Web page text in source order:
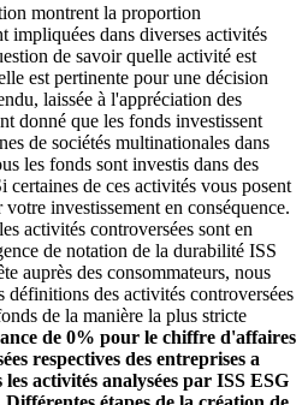
montrent la proportion
impliquées dans diverses activités
de savoir quelle activité est
est pertinente pour une décision
laissée à l'appréciation des
donné que les fonds investissent
de sociétés multinationales dans
les fonds sont investis dans des
de ces activités vous posent
investissement en conséquence.
activités controversées sont en
de notation de la durabilité ISS
auprès des consommateurs, nous
définitions des activités controversées
de la manière la plus stricte
de 0% pour le chiffre d'affaires
respectives des entreprises a
activités analysées par ISS ESG